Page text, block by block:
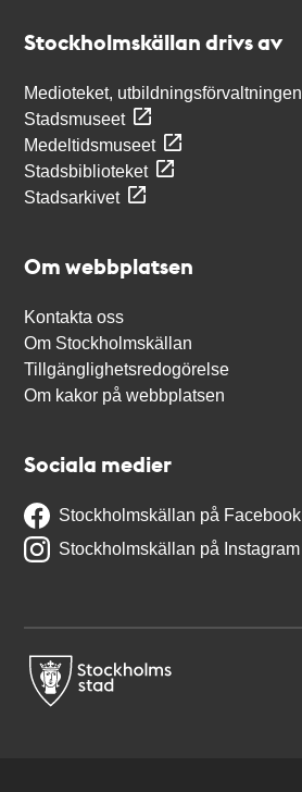
Stockholmskällan drivs av
Medioteket, utbildningsförvaltningen
Stadsmuseet
Medeltidsmuseet
Stadsbiblioteket
Stadsarkivet
Om webbplatsen
Kontakta oss
Om Stockholmskällan
Tillgänglighetsredogörelse
Om kakor på webbplatsen
Sociala medier
Stockholmskällan på Facebook
Stockholmskällan på Instagram